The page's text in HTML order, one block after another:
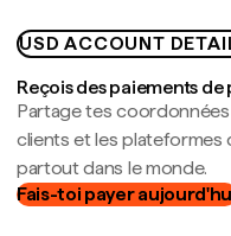
USD ACCOUNT
Reçois des paiements
Partage tes coordonnées
clients et les plateformes
partout dans le monde.
Fais-toi payer